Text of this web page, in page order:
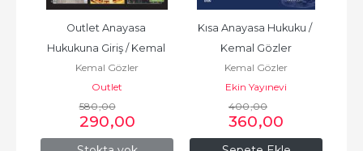
Outlet Anayasa
Hukukuna Giriş / Kemal
Gözler
Kemal Gözler
Outlet
580,00
290,00
Kısa Anayasa Hukuku /
Kemal Gözler
Kemal Gözler
Ekin Yayınevi
400,00
360,00